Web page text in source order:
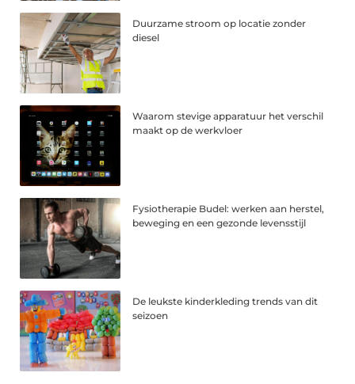
Duurzame stroom op locatie zonder
diesel
Waarom stevige apparatuur het verschil
maakt op de werkvloer
Fysiotherapie Budel: werken aan herstel,
beweging en een gezonde levensstijl
De leukste kinderkleding trends van dit
seizoen